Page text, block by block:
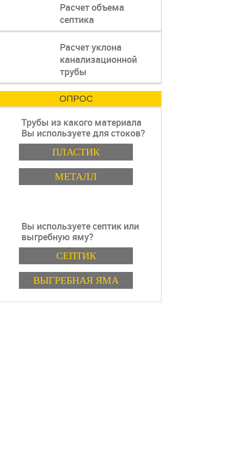
пошаговая инструкция
Расчет объема
септика
Расчет уклона
канализационной
трубы
ОПРОС
Трубы из какого материала
Вы используете для стоков?
ВариантыПЛАСТИК
МЕТАЛЛ
Вы используете септик или
выгребную яму?
ВариантыСЕПТИК
ВЫГРЕБНАЯ ЯМА